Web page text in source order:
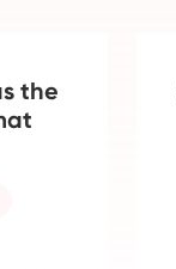
the